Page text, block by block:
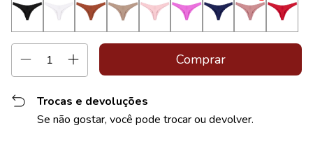
Trocas e devoluções
Se não gostar, você pode trocar ou devolver.